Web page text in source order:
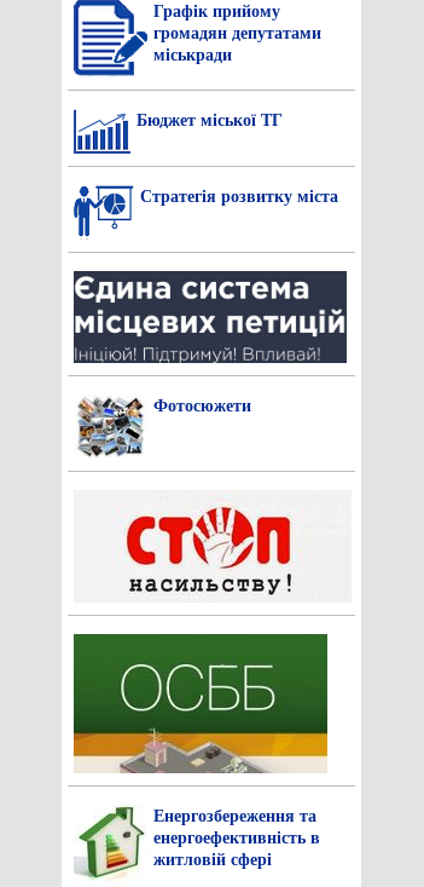
Графік прийому
громадян депутатами
міськради
Бюджет міської ТГ
Стратегія розвитку міста
Фотосюжети
Енергозбереження та
енергоефективність в
житловій сфері